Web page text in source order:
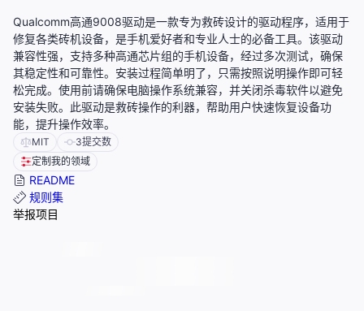
Qualcomm高通9008驱动是一款专为救砖设计的驱动程序，适用于
修复各类砖机设备，是手机爱好者和专业人士的必备工具。该驱动
兼容性强，支持多种高通芯片组的手机设备，经过多次测试，确保
其稳定性和可靠性。安装过程简单明了，只需按照说明操作即可轻
松完成。使用前请确保电脑操作系统兼容，并关闭杀毒软件以避免
安装失败。此驱动是救砖操作的利器，帮助用户快速恢复设备功
能，提升操作效率。
MIT 3提交数
定制我的领域
README
规则集
举报项目